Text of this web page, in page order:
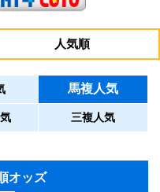
人気順
馬複人気
三複人気
順オッズ